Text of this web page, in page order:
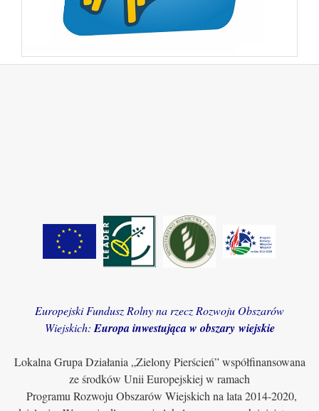
Europejski Fundusz Rolny na rzecz Rozwoju Obszarów
Wiejskich: Europa inwestująca w obszary wiejskie
Lokalna Grupa Działania „Zielony Pierścień” współfinansowana
ze środków Unii Europejskiej w ramach
Programu Rozwoju Obszarów Wiejskich na lata 2014-2020,